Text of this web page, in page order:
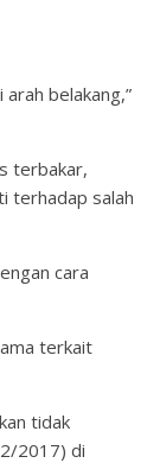
belakang,”
terbakar,
terhadap salah
cara
terkait
tidak
2017) di